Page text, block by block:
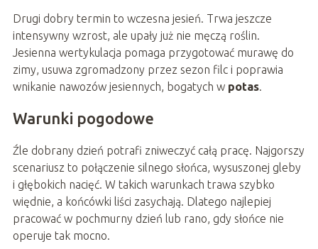
Drugi dobry termin to wczesna jesień. Trwa jeszcze
intensywny wzrost, ale upały już nie męczą roślin.
Jesienna wertykulacja pomaga przygotować murawę do
zimy, usuwa zgromadzony przez sezon filc i poprawia
wnikanie nawozów jesiennych, bogatych w potas.
Warunki pogodowe
Źle dobrany dzień potrafi zniweczyć całą pracę. Najgorszy
scenariusz to połączenie silnego słońca, wysuszonej gleby
i głębokich nacięć. W takich warunkach trawa szybko
więdnie, a końcówki liści zasychają. Dlatego najlepiej
pracować w pochmurny dzień lub rano, gdy słońce nie
operuje tak mocno.